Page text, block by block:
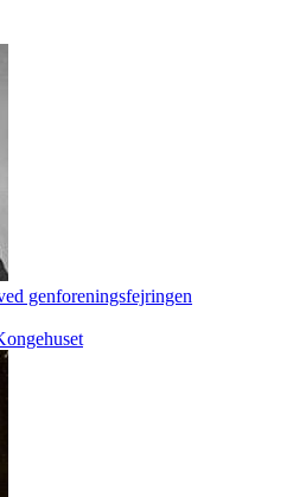
genforeningsfejringen